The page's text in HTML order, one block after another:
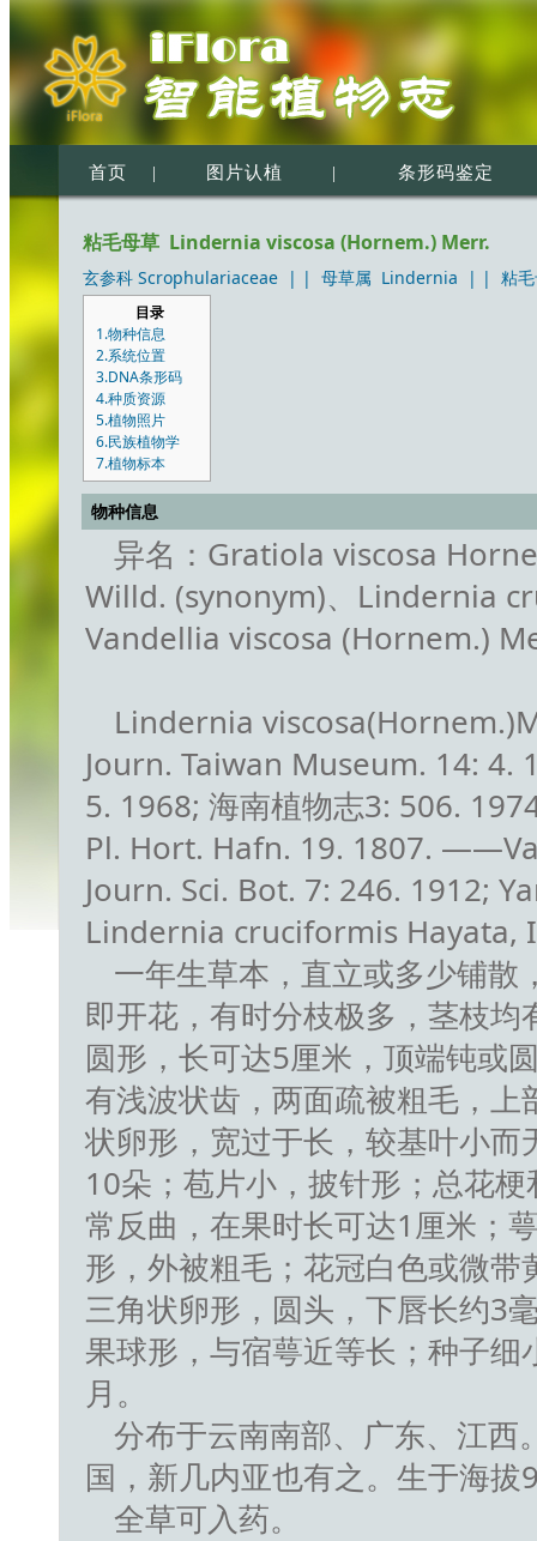
首页 | 图片认植 | 条形码鉴定
粘毛母草 Lindernia viscosa (Hornem.) Merr.
玄参科 Scrophulariaceae | | 母草属 Lindernia | | 粘
目录
1.物种信息
2.系统位置
3.DNA条形码
4.种质资源
5.植物照片
6.民族植物学
7.植物标本
物种信息
异名：Gratiola viscosa
Willd. (synonym)、Lindernia
Vandellia viscosa (Hornem.)
Lindernia
Journ. Taiwan Museum. 14: 4.
5. 1968; 海南植物志3: 506.
Pl. Hort. Hafn. 19. 1807.
Journ. Sci. Bot. 7: 246. 1912;
Lindernia cruciformis Hayata,
一年生草本，直立或多少铺
即开花，有时分枝极多，茎枝
圆形，长可达5厘米，顶端钝或
有浅波状齿，两面疏被粗毛，
状卵形，宽过于长，较基叶小
10朵；苞片小，披针形；总花
常反曲，在果时长可达1厘米；
形，外被粗毛；花冠白色或微
三角状卵形，圆头，下唇长约3
果球形，与宿萼近等长；种子
月。
分布于云南南部、广东、江西
国，新几内亚也有之。生于海
全草可入药。